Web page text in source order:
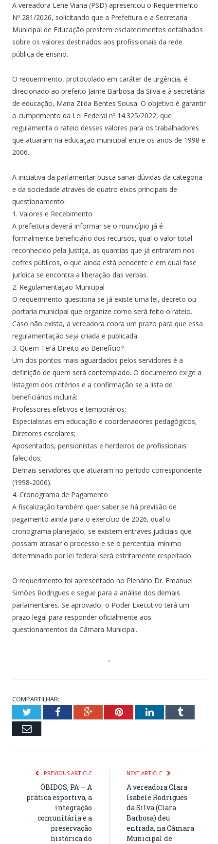
A vereadora Lene Viana (PSD) apresentou o Requerimento
Nº 281/2026, solicitando que a Prefeitura e a Secretaria
Municipal de Educação prestem esclarecimentos detalhados
sobre os valores destinados aos profissionais da rede
pública de ensino.
O requerimento, protocolado em caráter de urgência, é
direcionado ao prefeito Jaime Barbosa da Silva e à secretária
de educação, Maria Zilda Bentes Sousa. O objetivo é garantir
o cumprimento da Lei Federal nº 14.325/2022, que
regulamenta o rateio desses valores para os trabalhadores
que atuaram na educação municipal entre os anos de 1998 e
2006.
A iniciativa da parlamentar busca sanar dúvidas da categoria
e da sociedade através de quatro eixos principais de
questionamento:
1. Valores e Recebimento
A prefeitura deverá informar se o município já é
formalmente beneficiário dos recursos, qual o valor total
reconhecido pela Justiça, as quantias que já entraram nos
cofres públicos, o que ainda está pendente e em qual fase
jurídica se encontra a liberação das verbas.
2. Regulamentação Municipal
O requerimento questiona se já existe uma lei, decreto ou
portaria municipal que organize como será feito o rateio.
Caso não exista, a vereadora cobra um prazo para que essa
regulamentação seja criada e publicada.
3. Quem Terá Direito ao Benefício?
Um dos pontos mais aguardados pelos servidores é a
definição de quem será contemplado. O documento exige a
listagem dos critérios e a confirmação se a lista de
beneficiários incluirá:
Professores efetivos e temporários;
Especialistas em educação e coordenadores pedagógicos;
Diretores escolares;
Aposentados, pensionistas e herdeiros de profissionais
falecidos;
Demais servidores que atuaram no período correspondente
(1998-2006).
4. Cronograma de Pagamento
A fiscalização também quer saber se há previsão de
pagamento ainda para o exercício de 2026, qual o
cronograma planejado, se existem entraves judiciais que
possam atrasar o processo e se o percentual mínimo
determinado por lei federal será estritamente respeitado.
O requerimento foi apresentado no Plenário Dr. Emanuel
Simões Rodrigues e segue para a análise dos demais
parlamentares. Se aprovado, o Poder Executivo terá um
prazo legal para responder oficialmente aos
questionamentos da Câmara Municipal.
COMPARTILHAR:
TwitterFacebookGoogle+PinterestLinkedInTumblr
Email
PREVIOUS ARTICLE
ÓBIDOS, PA — A
prática esportiva, a
integração
comunitária e a
preservação
histórica do
NEXT ARTICLE
A vereadora Clara
Isabele Rodrigues
da Silva (Clara
Barbosa) deu
entrada, na Câmara
Municipal de